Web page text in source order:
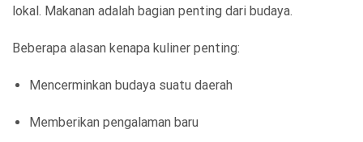
lokal. Makanan adalah bagian penting dari budaya.
Beberapa alasan kenapa kuliner penting:
Mencerminkan budaya suatu daerah
Memberikan pengalaman baru